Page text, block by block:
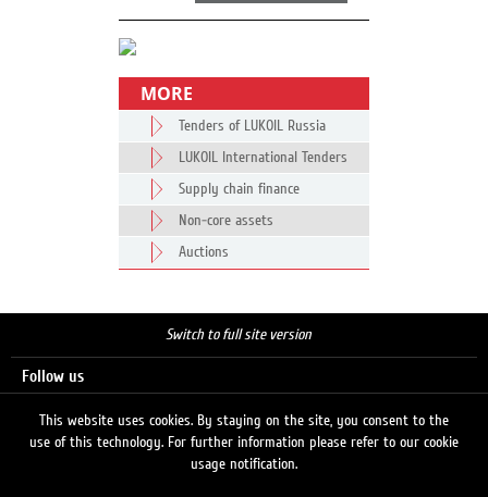
MORE
Tenders of LUKOIL Russia
LUKOIL International Tenders
Supply chain finance
Non-core assets
Auctions
Switch to full site version
Follow us
This website uses cookies. By staying on the site, you consent to the
use of this technology. For further information please refer to our cookie
usage notification.